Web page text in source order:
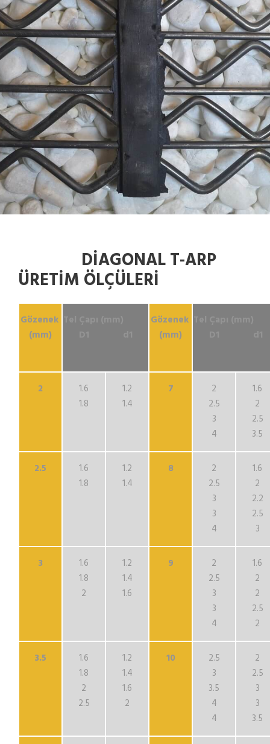
DİAGONAL T-ARP
ÜRETİM ÖLÇÜLERİ
Gözenek
(mm)
Gözenek
(mm)
2
1.6
1.8
1.2
1.4
7
2
2.5
3
4
1.6
2
2.5
3.5
2.5
1.6
1.8
1.2
1.4
8
2
2.5
3
3
4
1.6
2
2.2
2.5
3
3
1.6
1.8
2
1.2
1.4
1.6
9
2
2.5
3
3
4
1.6
2
2
2.5
2
3.5
1.6
1.8
2
2.5
1.2
1.4
1.6
2
10
2.5
3
3.5
4
4
2
2.5
3
3
3.5